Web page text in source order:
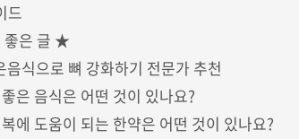
드
좋은 글 ★
음식으로 뼈 강화하기 전문가 추천
은 음식은 어떤 것이 있나요?
에 도움이 되는 한약은 어떤 것이 있나요?